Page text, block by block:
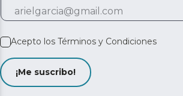
Acepto los Términos y Condiciones
¡Me suscribo!